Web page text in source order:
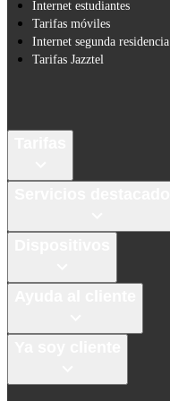
Internet estudiantes
Tarifas móviles
Internet segunda residencia
Tarifas Jazztel